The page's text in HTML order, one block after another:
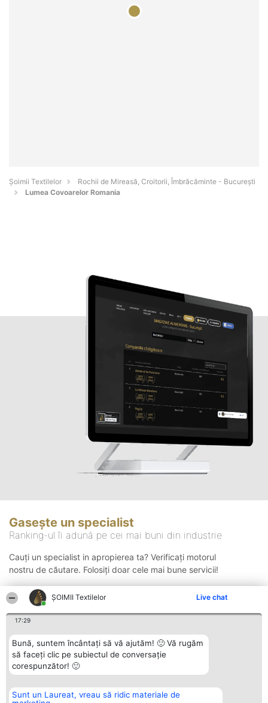
ȘOIMII Textilelor Live chat
17:29
Bună, suntem încântați să vă ajutăm! 🙂 Vă rugăm
să faceți clic pe subiectul de conversație
corespunzător! 🙂
Sunt un Laureat, vreau să ridic materiale de
Șoimii Textilelor
Rochii de Mireasă, Croitorii, Îmbrăcăminte - Bucureşti
Lumea Covoarelor Romania
Gasește un specialist
Ranking-ul îi adună pe cei mai buni din industrie
Cauți un specialist in apropierea ta? Verificați motorul
nostru de căutare. Folosiți doar cele mai bune servicii!
Organizator Ranking Plebiscyt Contact